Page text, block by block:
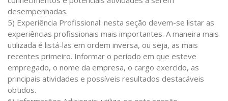
desempenhadas.
5) Experiência Profissional: nesta seção devem-se listar as
experiências profissionais mais importantes. A maneira mais
utilizada é listá-las em ordem inversa, ou seja, as mais
recentes primeiro. Informar o período em que esteve
empregado, o nome da empresa, o cargo exercido, as
principais atividades e possíveis resultados destacáveis
obtidos.